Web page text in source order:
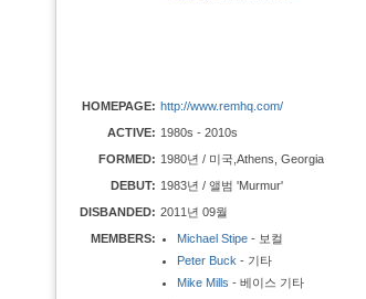
HOMEPAGE: http://www.remhq.com/
ACTIVE: 1980s - 2010s
FORMED: 1980년 / 미국,Athens, Georgia
DEBUT: 1983년 / 앨범 'Murmur'
DISBANDED: 2011년 09월
MEMBERS:
Michael Stipe - 보컬
Peter Buck - 기타
Mike Mills - 베이스 기타